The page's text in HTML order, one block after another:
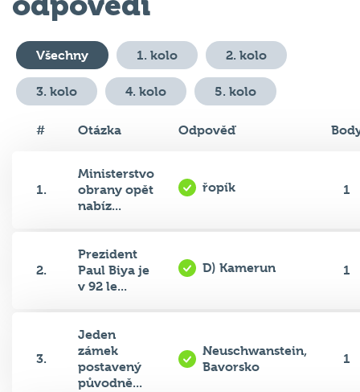
Všechny 1. kolo 2. kolo
3. kolo 4. kolo 5. kolo
# Otázka Odpověď
1.
Ministerstvo
obrany opět
nabíz...
řopík 1
2.
Prezident
Paul Biya je
v 92 le...
D) Kamerun 1
3.
Jeden
zámek
postavený
původně...
Neuschwanstein,
Bavorsko
1